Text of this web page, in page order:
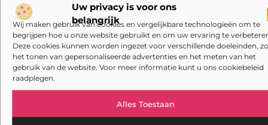
Uw privacy is voor ons
belangrijk
Wij maken gebruik van cookies en vergelijkbare technologieën om te
begrijpen hoe u onze website gebruikt en om uw ervaring te
Deze cookies kunnen worden ingezet voor verschillende doeleinden,
het tonen van gepersonaliseerde advertenties en het meten van het
gebruik van de website. Voor meer informatie kunt u ons cookiebeleid
raadplegen.
Alles Toestaan
accessoires voor jouw auto
Een cabrio rijden is vrijheid: dak
open, zon op je gezicht en
onderweg genieten. Maar
diezelfde open constructie maakt
een cabrio ook gevoeliger voor
comfortproblemen zoals
windturbulentie. Met de juiste
cabrio accessoires